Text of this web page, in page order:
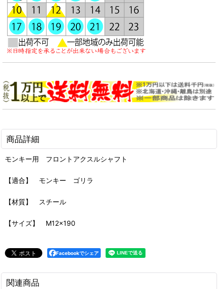
商品詳細
モンキー用 フロントアクスルシャフト
【適合】 モンキー ゴリラ
【材質】 スチール
【サイズ】 M12×190
Facebookでシェア
関連商品